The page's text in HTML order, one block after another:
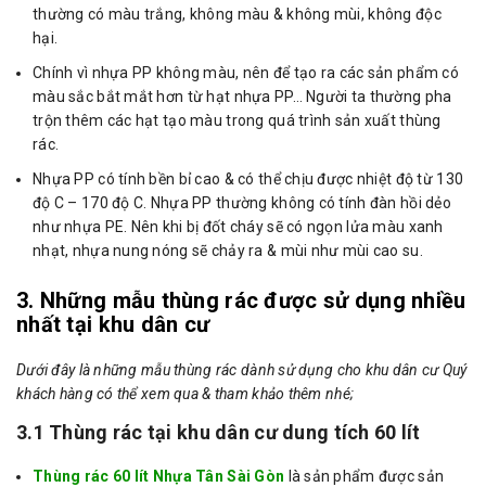
thường có màu trắng, không màu & không mùi, không độc
hại.
Chính vì nhựa PP không màu, nên để tạo ra các sản phẩm có
màu sắc bắt mắt hơn từ hạt nhựa PP… Người ta thường pha
trộn thêm các hạt tạo màu trong quá trình sản xuất thùng
rác.
Nhựa PP có tính bền bỉ cao & có thể chịu được nhiệt độ từ 130
độ C – 170 độ C. Nhựa PP thường không có tính đàn hồi dẻo
như nhựa PE. Nên khi bị đốt cháy sẽ có ngọn lửa màu xanh
nhạt, nhựa nung nóng sẽ chảy ra & mùi như mùi cao su.
3. Những mẫu thùng rác được sử dụng nhiều
nhất tại khu dân cư
Dưới đây là những mẫu thùng rác dành sử dụng cho khu dân cư Quý
khách hàng có thể xem qua & tham khảo thêm nhé;
3.1 Thùng rác tại khu dân cư dung tích 60 lít
Thùng rác 60 lít Nhựa Tân Sài Gòn là sản phẩm được sản